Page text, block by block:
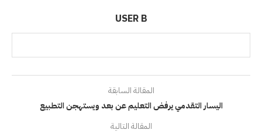
USER B
المقالة السابقة
اليسار التقدمي يرفض التعليم عن بعد ويستهجن التطبيع
المقالة التالية